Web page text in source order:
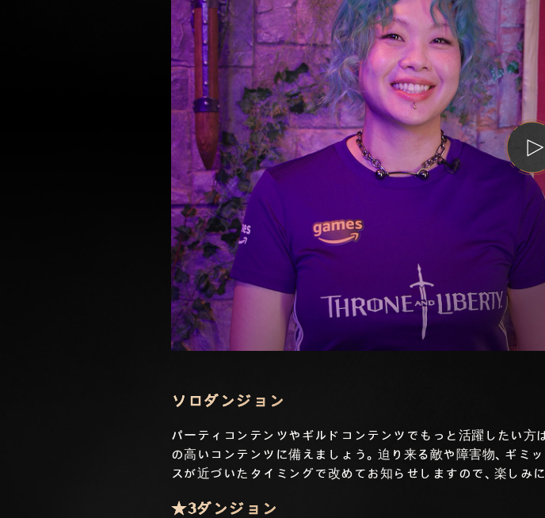
ソロダンジョン
パーティコンテンツやギルドコンテンツでもっと活躍したい
の高いコンテンツに備えましょう。迫り来る敵や障害物、ギミ
スが近づいたタイミングで改めてお知らせしますので、楽しみ
★3ダンジョン